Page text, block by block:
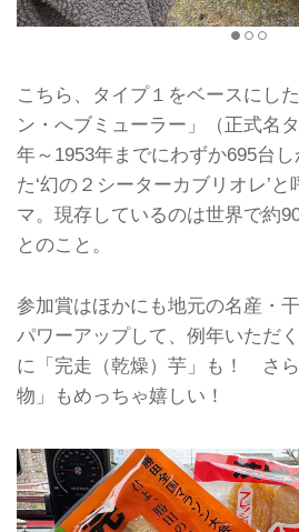
こちら、タイプ１をベースにし
ン・へブミューラー」（正式名
年～1953年までにわずか695台
た‘幻の２シーターカブリオレ’
マ。現存しているのは世界で約
とのこと。
参加賞はほかにも地元の名産・
パワーアップして、例年いただ
に「完走（乾燥）芋」も！ さ
物」もめっちゃ嬉しい！